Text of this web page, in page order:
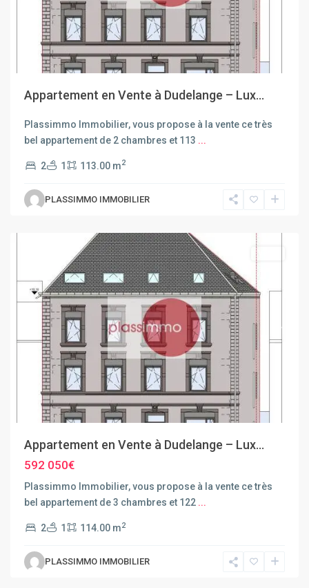
Appartement en Vente à Dudelange – Lux...
Plassimmo Immobilier, vous propose à la vente ce très
bel appartement de 2 chambres et 113 ...
2 1 113.00 m2
PLASSIMMO IMMOBILIER
Previous
Appartement en Vente à Dudelange – Lux...
592 050€
Plassimmo Immobilier, vous propose à la vente ce très
bel appartement de 3 chambres et 122 ...
2 1 114.00 m2
PLASSIMMO IMMOBILIER